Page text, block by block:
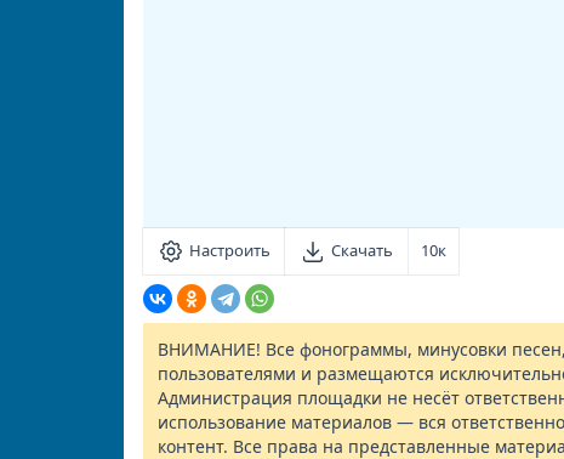
Настроить Скачать 10к
ВНИМАНИЕ! Все фонограммы, минусовки
пользователями и размещаются
Администрация площадки не несёт
использование материалов — вся
контент. Все права на представленные